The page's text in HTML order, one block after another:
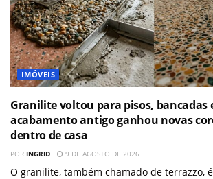
IMÓVEIS
Granilite voltou para pisos, bancadas
acabamento antigo ganhou novas
dentro de casa
POR INGRID 9 DE AGOSTO DE 2026
O granilite, também chamado de terrazzo,